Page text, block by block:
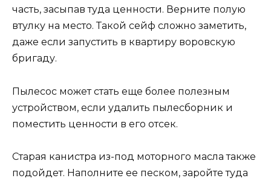
часть, засыпав туда ценности. Верните полую
втулку на место. Такой сейф сложно заметить,
даже если запустить в квартиру воровскую
бригаду.
Пылесос может стать еще более полезным
устройством, если удалить пылесборник и
поместить ценности в его отсек.
Старая канистра из-под моторного масла также
подойдет. Наполните ее песком, заройте туда